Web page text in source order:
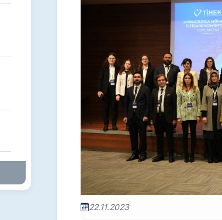
22.11.2023